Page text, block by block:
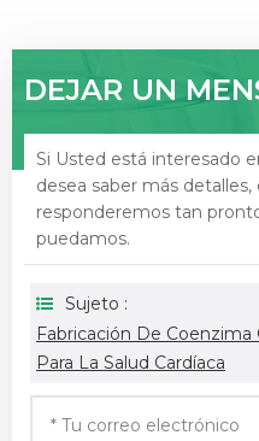
DEJAR UN
Si Usted está interesado
desea saber más
responderemos tan
puedamos.
Sujeto :
Fabricación De
Para La Salud Cardíaca